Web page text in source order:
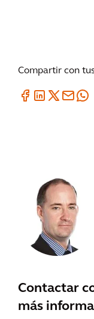
Compartir con
Contactar
más